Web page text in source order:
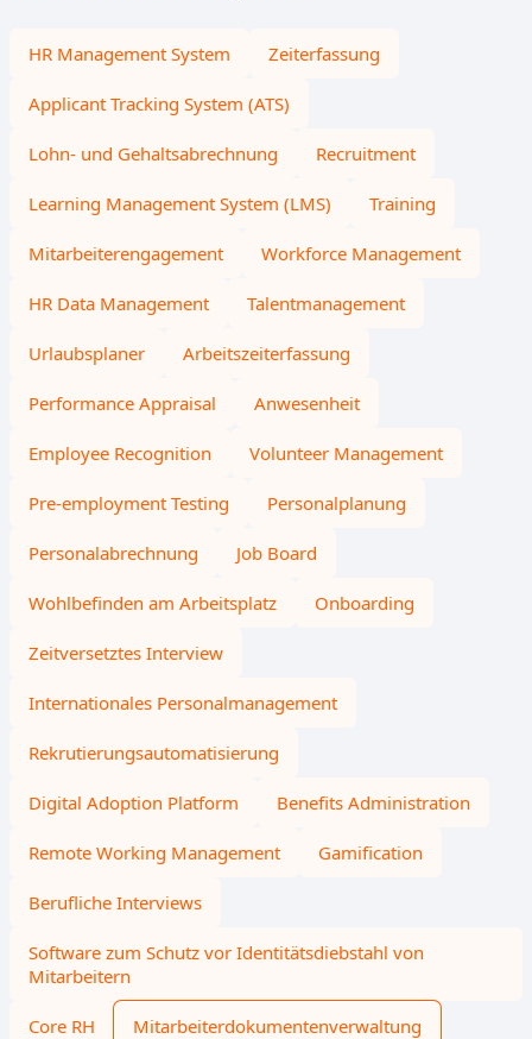
HR Management System Zeiterfassung
Applicant Tracking System (ATS)
Lohn- und Gehaltsabrechnung Recruitment
Learning Management System (LMS) Training
Mitarbeiterengagement Workforce Management
HR Data Management Talentmanagement
Urlaubsplaner Arbeitszeiterfassung
Performance Appraisal Anwesenheit
Employee Recognition Volunteer Management
Pre-employment Testing Personalplanung
Personalabrechnung Job Board
Wohlbefinden am Arbeitsplatz Onboarding
Zeitversetztes Interview
Internationales Personalmanagement
Rekrutierungsautomatisierung
Digital Adoption Platform Benefits Administration
Remote Working Management Gamification
Berufliche Interviews
Software zum Schutz vor Identitätsdiebstahl von
Mitarbeitern
Core RH Mitarbeiterdokumentenverwaltung